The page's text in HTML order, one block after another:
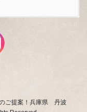
ご提案！兵庫県 丹波